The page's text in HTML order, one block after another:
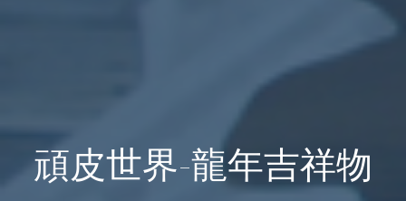
頑皮世界-龍年吉祥物